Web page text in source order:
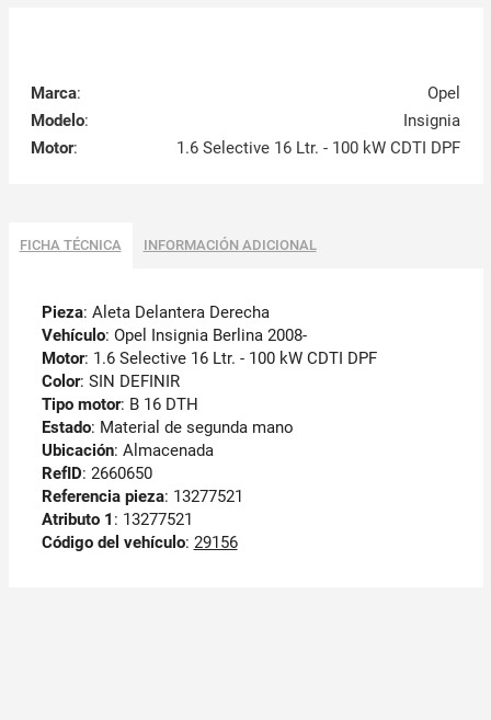
Marca:
Opel
Modelo:
Insignia
Motor: 1.6 Selective 16 Ltr. - 100 kW CDTI DPF
FICHA TÉCNICA INFORMACIÓN ADICIONAL
Pieza: Aleta Delantera Derecha
Vehículo: Opel Insignia Berlina 2008-
Motor: 1.6 Selective 16 Ltr. - 100 kW CDTI DPF
Color: SIN DEFINIR
Tipo motor: B 16 DTH
Estado: Material de segunda mano
Ubicación: Almacenada
RefID: 2660650
Referencia pieza: 13277521
Atributo 1 : 13277521
Código del vehículo: 29156